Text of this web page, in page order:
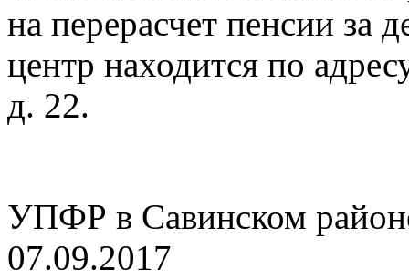
на перерасчет пенсии за
центр находится по
д. 22.
УПФР в Савинском
07.09.2017